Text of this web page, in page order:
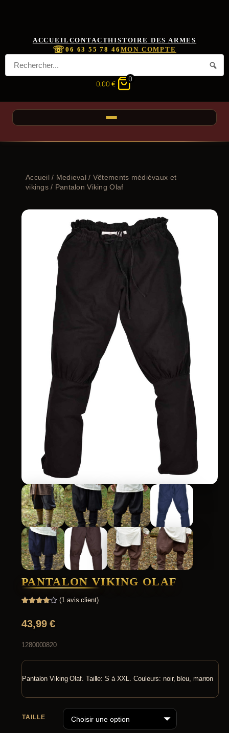
ACCUEIL CONTACTHISTOIRE DES ARMES
☏06 63 55 78 46 MON COMPTE
0,00 €
0
Accueil/ Medieval / Vêtements médiévaux et
vikings/ Pantalon Viking Olaf
PANTALON VIKING OLAF
basé
sur
client
(1 avis client)
43,99€
1280000820
Pantalon Viking Olaf. Taille: S à XXL. Couleurs: noir, bleu, marron
TAILLE